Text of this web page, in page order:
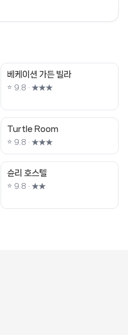
베케이션 가든 빌라
⭐ 9.8 · ★★★
Turtle Room
⭐ 9.8 · ★★★
슌리 호스텔
⭐ 9.8 · ★★